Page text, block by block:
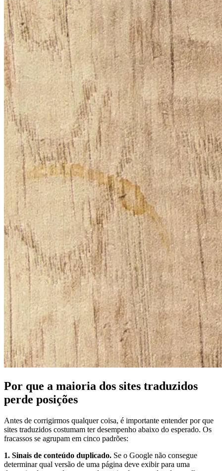
Por que a maioria dos sites traduzidos
perde posições
Antes de corrigirmos qualquer coisa, é importante entender por que
sites traduzidos costumam ter desempenho abaixo do esperado. Os
fracassos se agrupam em cinco padrões:
1. Sinais de conteúdo duplicado. Se o Google não consegue
determinar qual versão de uma página deve exibir para uma